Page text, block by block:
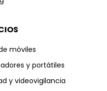
móviles
y portátiles
y videovigilancia